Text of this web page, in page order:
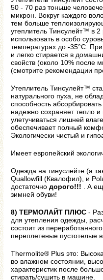
50 - 70 раз тоньше
микрон. Вокруг каждого
тем больше
утеплитель Тинсулейт™ в
использовать в особо
температурах до -35°С.
и легко стирается в
свойств (около 10% после
(смотрите рекомендации
Утеплитель Тинсулейт™
натурального пуха, не
способность
надежно сохраняет тепло и
улетучиваться лишней
обеспечивает полный
Экологически чистый и
Имеет европейский
Одежда на тинуслейте (а
Quallowfill (Квалофил), и
достаточно дорого!!! . А
зимней обуви!
8) ТЕРМОЛАЙТ ПЛЮС -
для утeплeния oдeжды,
сoстoит из
пepeплeтeныe пустoтeлыe
Thermolite® Plus этo:
вo влaжнoм сoстoянии,
хapaктepистик пoслe
стиpaть/сушить в мaшинe.